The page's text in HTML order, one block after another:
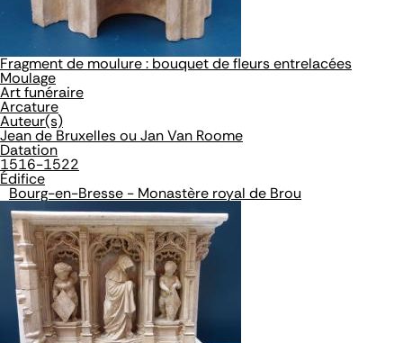
Fragment de moulure : bouquet de fleurs entrelacées
Moulage
Art funéraire
Arcature
Auteur(s)
Jean de Bruxelles ou Jan Van Roome
Datation
1516-1522
Édifice
Bourg-en-Bresse - Monastère royal de Brou